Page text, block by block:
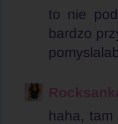
to nie
bardzo
haha, tam